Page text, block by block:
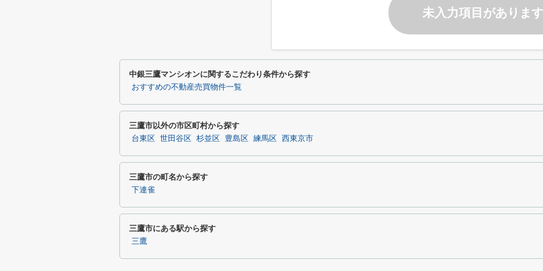
未入力項目があります
中銀三鷹マンシオンに関するこだわり条件から探す
おすすめの不動産売買物件一覧
三鷹市以外の市区町村から探す
台東区 世田谷区 杉並区 豊島区 練馬区 西東京市
三鷹市の町名から探す
下連雀
三鷹市にある駅から探す
三鷹